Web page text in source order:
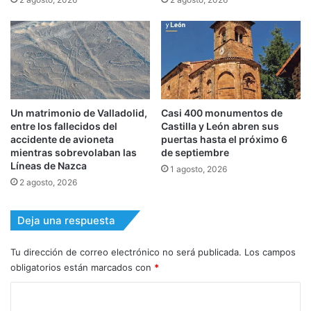
Un matrimonio de Valladolid,
entre los fallecidos del
accidente de avioneta
mientras sobrevolaban las
Líneas de Nazca
2 agosto, 2026
Casi 400 monumentos de
Castilla y León abren sus
puertas hasta el próximo 6
de septiembre
1 agosto, 2026
Deja una respuesta
Tu dirección de correo electrónico no será publicada. Los campos
obligatorios están marcados con *